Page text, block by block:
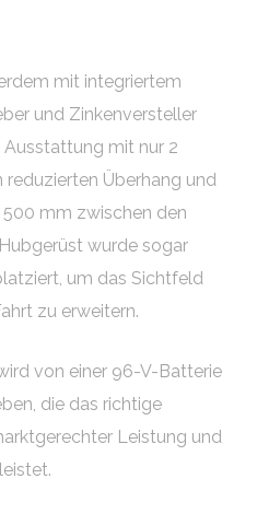
mit integriertem
und Zinkenversteller
mit nur 2
Überhang und
mm zwischen den
wurde sogar
um das Sichtfeld
zu erweitern.
von einer 96-V-Batterie
die das richtige
Leistung und